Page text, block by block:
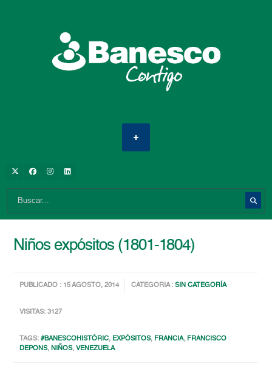
Niños expósitos (1801-1804)
PUBLICADO : 15 AGOSTO, 2014 CATEGORIA :SIN CATEGORÍA
VISITAS: 3127
TAGS:#BANESCOHISTÓRIC, EXPÓSITOS, FRANCIA, FRANCISCO
DEPONS,NIÑOS,VENEZUELA